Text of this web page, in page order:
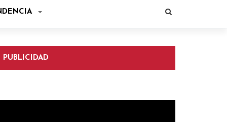
PUBLICIDAD